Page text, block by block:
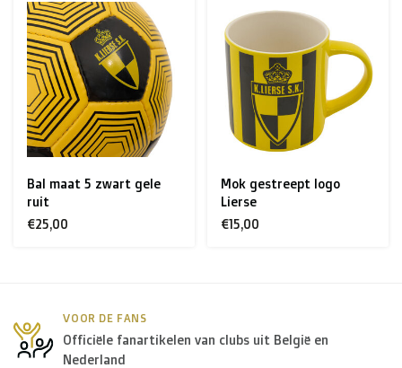
Europese Unie Zone 1(Denemarken, Finland,
Griekenland, Hongarije, Ierland, Italië, Oostenrijk, Polen,
Portugal, Spanje, Tsjechië, Zweden):
> €199: gratis
< €199: €25
Rest van Europa + Middellands Zeegebied + Zwitserland
+ USA: €35
*Voor grote zendingen naar het buitenland, gelieve ons
te contacteren.
Bal maat 5 zwart gele
ruit
€25,00
Mok gestreept logo
Lierse
€15,00
VOOR DE FANS
Officiële fanartikelen van clubs uit België en
Nederland